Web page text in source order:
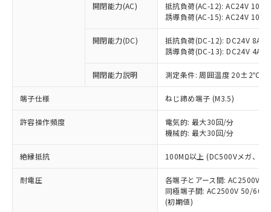
開閉能力(AC)
抵抗負荷(AC-12): AC24V 10A/
誘導負荷(AC-15): AC24V
開閉能力(DC)
抵抗負荷(DC-12): DC24V 8A/
誘導負荷(DC-13): DC24V 4A/
開閉能力説明 測定条件: 周囲温度 20±2℃、
端子仕様 ねじ締め端子 (M3.5)
許容操作頻度
電気的: 最大30回/分
機械的: 最大30回/分
絶縁抵抗 100MΩ以上 (DC500Vメガ、点
耐電圧
各端子とアース間: AC2500V
同極端子間: AC2500V 50/
(初期値)
以下の条件をお読みいただき、同意のうえ
本サービスは、当社制御機器事業取扱
商品の当社在庫状況および標準価格
(税抜)を提供させていただくもので
当社制御機器事業取扱商品の中には、
本サービスの対象外となる商品もある
ことをご了承ください。
対応済み：EU RoHS指令（10物質）の
非含有に対応した製品が提供可能な商品で
対応予定：EU RoHS指令（10物質）の非含
有に対応した製品に切り替える予定のある
対応予定なし：EU RoHS指令（10物質）の
非含有に非対応の商品で、対応品を出す予
調査・確認中：EU RoHS指令（10物質）の
非含有の対応状況を調査中または確認中の
非該当品：ライセンス料など無形物で、有
害物質有無と関係のない商品です。
仕入先様の事情により、非含有部品として
いたものが、含有品と判明した場合などや
「○」：最大均質材料含有率が中国RoHSの
「×」：最大均質材料含有率が中国RoHSの
基準値を超えていることを示します。
当社は、これら貴社製品のうち、外国